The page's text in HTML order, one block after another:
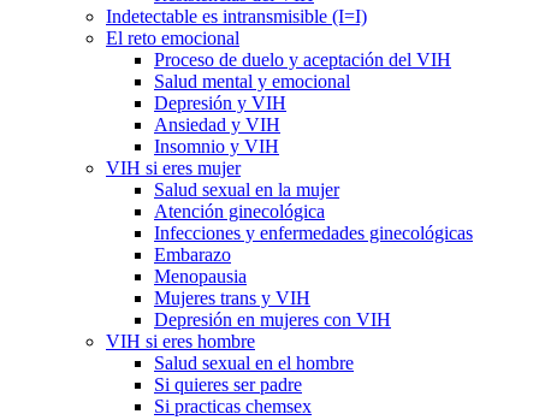
Indetectable es intransmisible (I=I)
El reto emocional
Proceso de duelo y aceptación del VIH
Salud mental y emocional
Depresión y VIH
Ansiedad y VIH
Insomnio y VIH
VIH si eres mujer
Salud sexual en la mujer
Atención ginecológica
Infecciones y enfermedades ginecológicas
Embarazo
Menopausia
Mujeres trans y VIH
Depresión en mujeres con VIH
VIH si eres hombre
Salud sexual en el hombre
Si quieres ser padre
Si practicas chemsex